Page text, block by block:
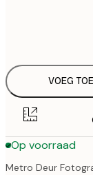
VOEG
Op voorraad
Metro Deur